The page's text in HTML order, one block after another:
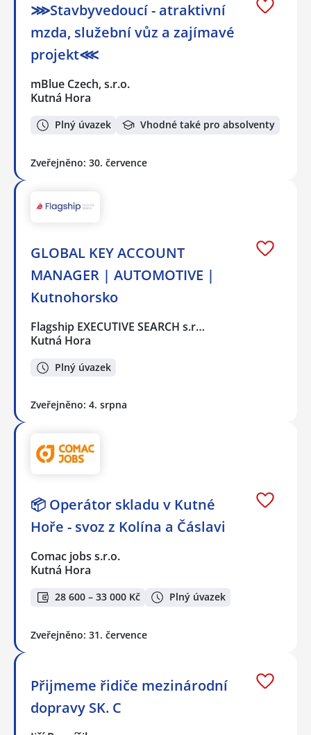
⋙Stavbyvedoucí - atraktivní
mzda, služební vůz a zajímavé
projekt⋘
mBlue Czech, s.r.o.
Kutná Hora
Plný úvazek Vhodné také pro absolventy
Zveřejněno: 30. července
GLOBAL KEY ACCOUNT
MANAGER | AUTOMOTIVE |
Kutnohorsko
Flagship EXECUTIVE SEARCH s.r…
Kutná Hora
Plný úvazek
Zveřejněno: 4. srpna
📦 Operátor skladu v Kutné
Hoře - svoz z Kolína a Čáslavi
Comac jobs s.r.o.
Kutná Hora
28 600 – 33 000 Kč Plný úvazek
Zveřejněno: 31. července
Přijmeme řidiče mezinárodní
dopravy SK. C